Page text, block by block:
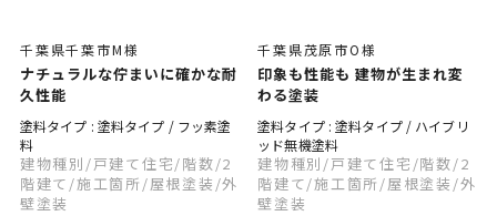
千葉県千葉市M様
ナチュラルな佇まいに確かな耐
久性能
塗料タイプ : 塗料タイプ / フッ素塗
料
建物種別 /戸建て住宅/階数/2
階建て /施工箇所 /屋根塗装 /外
壁塗装
千葉県茂原市O様
印象も性能も 建物が生まれ変
わる塗装
塗料タイプ : 塗料タイプ / ハイブリ
ッド無機塗料
建物種別 /戸建て住宅 /階数/2
階建て/施工箇所 /屋根塗装 /外
壁塗装